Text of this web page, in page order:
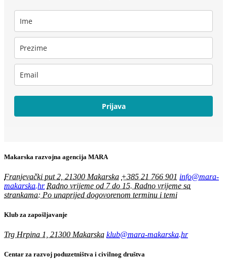
Prijava
Makarska razvojna agencija MARA
Franjevački put 2, 21300 Makarska +385 21 766 901 info@mara-
makarska.hr Radno vrijeme od 7 do 15. Radno vrijeme sa
strankama: Po unaprijed dogovorenom terminu i temi
Klub za zapošljavanje
Trg Hrpina 1, 21300 Makarska klub@mara-makarska.hr
Centar za razvoj poduzetništva i civilnog društva